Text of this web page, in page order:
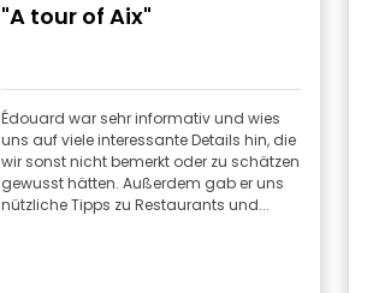
"A tour of Aix"
Édouard war sehr informativ und wies
uns auf viele interessante Details hin, die
wir sonst nicht bemerkt oder zu schätzen
gewusst hätten. Außerdem gab er uns
nützliche Tipps zu Restaurants und...